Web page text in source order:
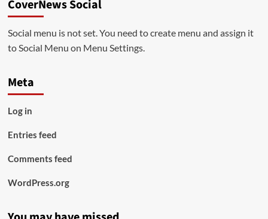
CoverNews Social
Social menu is not set. You need to create menu and assign it
to Social Menu on Menu Settings.
Meta
Log in
Entries feed
Comments feed
WordPress.org